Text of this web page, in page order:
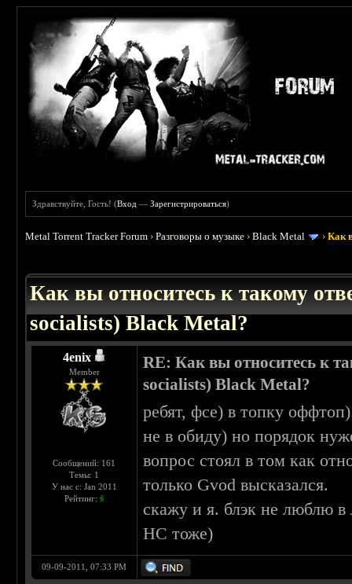
Здравствуйте, Гость! (Вход —Зарегистрироваться)
Metal Torrent Tracker Forum ›Разговоры о музыке ›Black Metal ›Как
Как вы относитесь к такому
socialists) Black Metal?
4enix
Member
Сообщений: 161
Темы: 1
У нас с: Jan 2011
Рейтинг: 6
RE: Как вы относитесь к
socialists) Black Metal?
ребят, фсе) в топку
не в обиду) но порядок
вопрос стоял в том как
только Gvod высказался.
скажу и я. блэк не люблю в
НС тоже)
09-09-2011, 07:33 PM